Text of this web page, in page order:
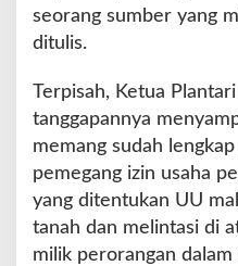
seorang sumber yang
ditulis.
Terpisah, Ketua
tanggapannya
memang sudah
pemegang izin usaha
yang ditentukan UU
tanah dan melintasi di
milik perorangan dalam